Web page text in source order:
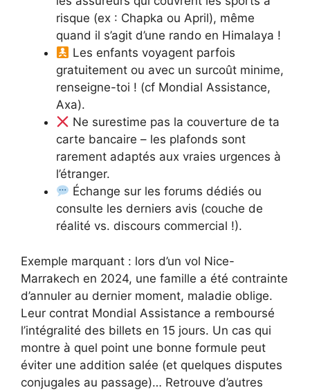
risque (ex : Chapka ou April), même
quand il s’agit d’une rando en Himalaya !
Les enfants voyagent parfois
gratuitement ou avec un surcoût minime,
renseigne-toi ! (cf Mondial Assistance,
Axa).
Ne surestime pas la couverture de ta
carte bancaire – les plafonds sont
rarement adaptés aux vraies urgences à
l’étranger.
Échange sur les forums dédiés ou
consulte les derniers avis (couche de
réalité vs. discours commercial !).
Exemple marquant : lors d’un vol Nice-
Marrakech en 2024, une famille a été contrainte
d’annuler au dernier moment, maladie oblige.
Leur contrat Mondial Assistance a remboursé
l’intégralité des billets en 15 jours. Un cas qui
montre à quel point une bonne formule peut
éviter une addition salée (et quelques disputes
conjugales au passage)… Retrouve d’autres